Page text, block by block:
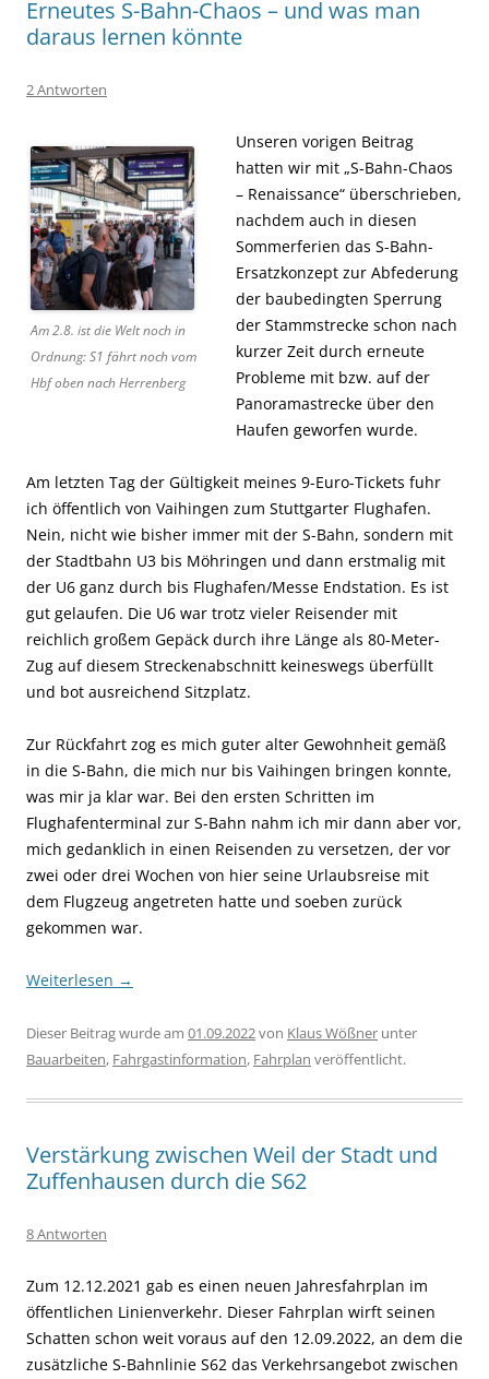
Erneutes S-Bahn-Chaos – und was man
daraus lernen könnte
2 Antworten
Am 2.8. ist die Welt noch in
Ordnung: S1 fährt noch vom
Hbf oben nach Herrenberg
Unseren vorigen Beitrag
hatten wir mit „S-Bahn-Chaos
– Renaissance“ überschrieben,
nachdem auch in diesen
Sommerferien das S-Bahn-
Ersatzkonzept zur Abfederung
der baubedingten Sperrung
der Stammstrecke schon nach
kurzer Zeit durch erneute
Probleme mit bzw. auf der
Panoramastrecke über den
Haufen geworfen wurde.
Am letzten Tag der Gültigkeit meines 9-Euro-Tickets fuhr
ich öffentlich von Vaihingen zum Stuttgarter Flughafen.
Nein, nicht wie bisher immer mit der S-Bahn, sondern mit
der Stadtbahn U3 bis Möhringen und dann erstmalig mit
der U6 ganz durch bis Flughafen/Messe Endstation. Es ist
gut gelaufen. Die U6 war trotz vieler Reisender mit
reichlich großem Gepäck durch ihre Länge als 80-Meter-
Zug auf diesem Streckenabschnitt keineswegs überfüllt
und bot ausreichend Sitzplatz.
Zur Rückfahrt zog es mich guter alter Gewohnheit gemäß
in die S-Bahn, die mich nur bis Vaihingen bringen konnte,
was mir ja klar war. Bei den ersten Schritten im
Flughafenterminal zur S-Bahn nahm ich mir dann aber vor,
mich gedanklich in einen Reisenden zu versetzen, der vor
zwei oder drei Wochen von hier seine Urlaubsreise mit
dem Flugzeug angetreten hatte und soeben zurück
gekommen war.
Weiterlesen →
Dieser Beitrag wurde am 01.09.2022von Klaus Wößner unter
Bauarbeiten, Fahrgastinformation, Fahrplan veröffentlicht.
Verstärkung zwischen Weil der Stadt und
Zuffenhausen durch die S62
8 Antworten
Zum 12.12.2021 gab es einen neuen Jahresfahrplan im
öffentlichen Linienverkehr. Dieser Fahrplan wirft seinen
Schatten schon weit voraus auf den 12.09.2022, an dem die
zusätzliche S-Bahnlinie S62 das Verkehrsangebot zwischen